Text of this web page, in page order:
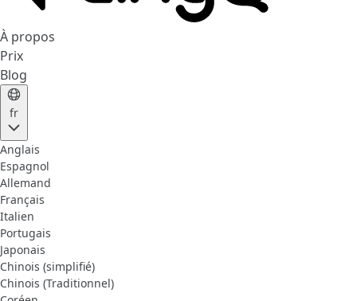
À propos
Prix
Blog
fr
Anglais
Espagnol
Allemand
Français
Italien
Portugais
Japonais
Chinois (simplifié)
Chinois (Traditionnel)